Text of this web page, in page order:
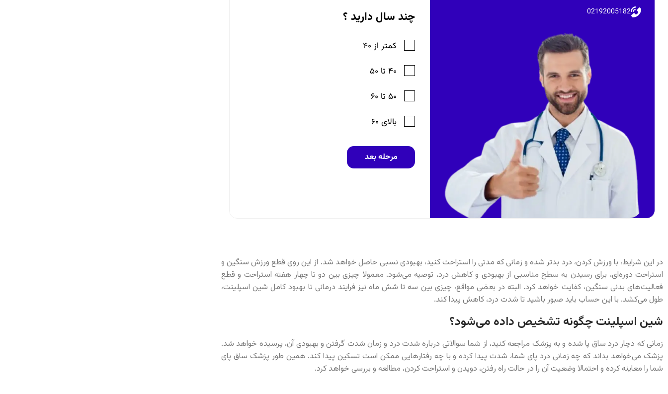
در این شرایط، با ورزش کردن، درد بدتر شده و زمانی که مدتی را استراحت کنید، بهبودی نسبی حاصل خواهد شد. از این روی قطع ورزش سنگین و
استراحت دوره‌ای، برای رسیدن به سطح مناسبی از بهبودی و کاهش درد، توصیه می‌شود. معمولا چیزی بین دو تا چهار هفته استراحت و قطع
فعالیت‌های بدنی سنگین، کفایت خواهد کرد. البته در بعضی مواقع، چیزی بین سه تا شش ماه نیز فرایند درمانی تا بهبود کامل شین اسپلینت،
طول می‌کشد. با این حساب باید صبور باشید تا شدت درد، کاهش پیدا کند.
شین اسپلینت چگونه تشخیص داده می‌شود؟
زمانی که دچار درد ساق پا شده و به پزشک مراجعه کنید، از شما سوالاتی درباره شدت درد و زمان شدت گرفتن و بهبودی آن، پرسیده خواهد شد.
پزشک می‌خواهد بداند که چه زمانی درد پای شما، شدت پیدا کرده و با چه رفتارهایی ممکن است تسکین پیدا کند. همین طور پزشک ساق پای
شما را معاینه کرده و احتمالا وضعیت آن را در حالت راه رفتن، دویدن و استراحت کردن، مطالعه و بررسی خواهد کرد.